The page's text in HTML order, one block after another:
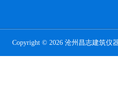
Copyright © 2026 沧州昌志建筑仪